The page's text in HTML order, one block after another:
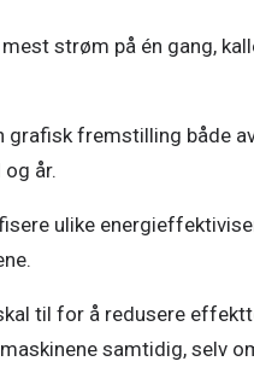
strøm på én gang,
grafisk fremstilling både
og år.
ulike
til for å redusere
samtidig, selv